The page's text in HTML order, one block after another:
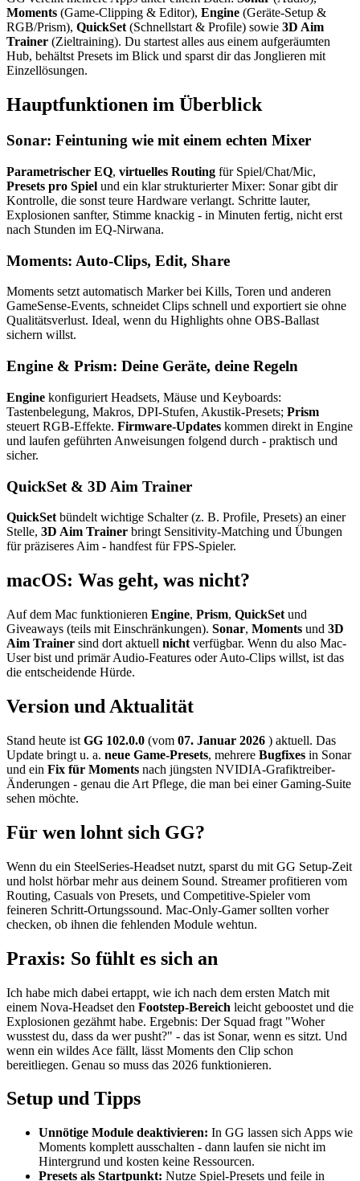
Moments (Game-Clipping & Editor), Engine (Geräte-Setup &
RGB/Prism), QuickSet(Schnellstart & Profile) sowie 3D Aim
Trainer (Zieltraining). Du startest alles aus einem aufgeräumten
Hub, behältst Presets im Blick und sparst dir das Jonglieren mit
Einzellösungen.
Hauptfunktionen im Überblick
Sonar: Feintuning wie mit einem echten Mixer
Parametrischer EQ, virtuelles Routing für Spiel/Chat/Mic,
Presets pro Spiel und ein klar strukturierter Mixer: Sonar gibt dir
Kontrolle, die sonst teure Hardware verlangt. Schritte lauter,
Explosionen sanfter, Stimme knackig - in Minuten fertig, nicht erst
nach Stunden im EQ-Nirwana.
Moments: Auto-Clips, Edit, Share
Moments setzt automatisch Marker bei Kills, Toren und anderen
GameSense-Events, schneidet Clips schnell und exportiert sie ohne
Qualitätsverlust. Ideal, wenn du Highlights ohne OBS-Ballast
sichern willst.
Engine & Prism: Deine Geräte, deine Regeln
Engine konfiguriert Headsets, Mäuse und Keyboards:
Tastenbelegung, Makros, DPI-Stufen, Akustik-Presets; Prism
steuert RGB-Effekte. Firmware-Updates kommen direkt in Engine
und laufen geführten Anweisungen folgend durch - praktisch und
sicher.
QuickSet & 3D Aim Trainer
QuickSet bündelt wichtige Schalter (z. B. Profile, Presets) an einer
Stelle, 3D Aim Trainer bringt Sensitivity-Matching und Übungen
für präziseres Aim - handfest für FPS-Spieler.
macOS: Was geht, was nicht?
Auf dem Mac funktionieren Engine, Prism, QuickSet und
Giveaways (teils mit Einschränkungen). Sonar, Moments und 3D
Aim Trainer sind dort aktuell nicht verfügbar. Wenn du also Mac-
User bist und primär Audio-Features oder Auto-Clips willst, ist das
die entscheidende Hürde.
Version und Aktualität
Stand heute ist GG 102.0.0 (vom 07. Januar 2026 ) aktuell. Das
Update bringt u. a. neue Game-Presets, mehrere Bugfixes in Sonar
und ein Fix für Moments nach jüngsten NVIDIA-Grafiktreiber-
Änderungen - genau die Art Pflege, die man bei einer Gaming-Suite
sehen möchte.
Für wen lohnt sich GG?
Wenn du ein SteelSeries-Headset nutzt, sparst du mit GG Setup-Zeit
und holst hörbar mehr aus deinem Sound. Streamer profitieren vom
Routing, Casuals von Presets, und Competitive-Spieler vom
feineren Schritt-Ortungssound. Mac-Only-Gamer sollten vorher
checken, ob ihnen die fehlenden Module wehtun.
Praxis: So fühlt es sich an
Ich habe mich dabei ertappt, wie ich nach dem ersten Match mit
einem Nova-Headset den Footstep-Bereich leicht geboostet und die
Explosionen gezähmt habe. Ergebnis: Der Squad fragt "Woher
wusstest du, dass da wer pusht?" - das ist Sonar, wenn es sitzt. Und
wenn ein wildes Ace fällt, lässt Moments den Clip schon
bereitliegen. Genau so muss das 2026 funktionieren.
Setup und Tipps
Unnötige Module deaktivieren: In GG lassen sich Apps wie
Moments komplett ausschalten - dann laufen sie nicht im
Hintergrund und kosten keine Ressourcen.
Presets als Startpunkt: Nutze Spiel-Presets und feile in